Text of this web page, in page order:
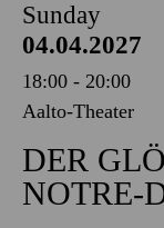
Sunday
04.04.2027
18:00 - 20:00
Aalto-Theater
DER
NOTRE-